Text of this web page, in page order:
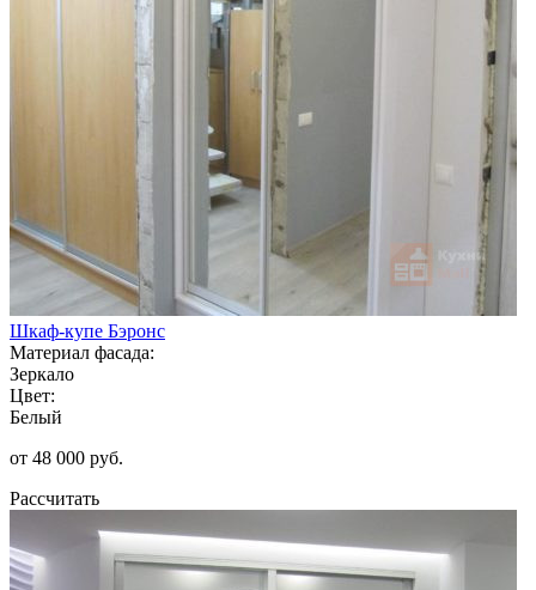
Шкаф-купе Бэронс
Материал фасада:
Зеркало
Цвет:
Белый
от 48 000 руб.
Рассчитать